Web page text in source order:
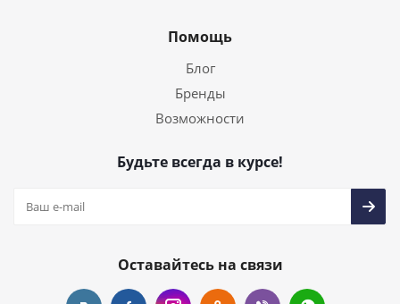
Помощь
Блог
Бренды
Возможности
Будьте всегда в курсе!
Оставайтесь на связи